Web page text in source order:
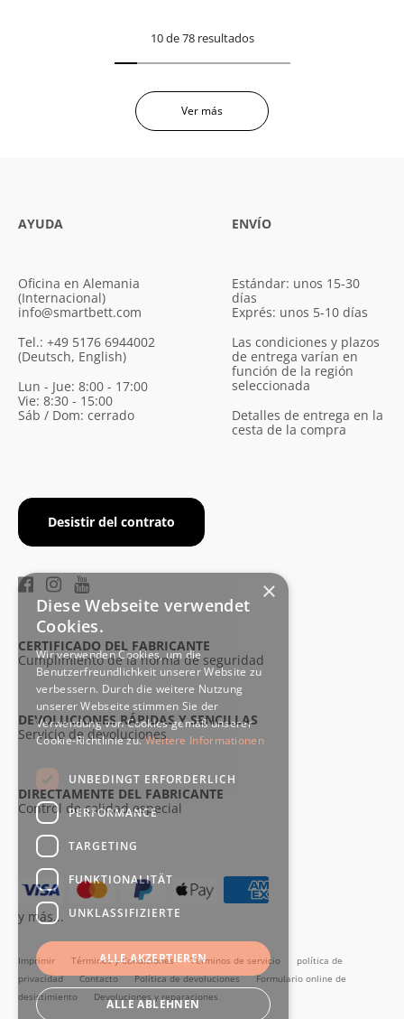
10 de 78 resultados
Ver más
AYUDA
Oficina en Alemania
(Internacional)
info@smartbett.com
Tel.: +49 5176 6944002
(Deutsch, English)
Lun - Jue: 8:00 - 17:00
Vie: 8:30 - 15:00
Sáb / Dom: cerrado
Desistir del contrato
ENVÍO
Estándar: unos 15-30
días
Exprés: unos 5-10 días
Las condiciones y plazos
de entrega varían en
función de la región
seleccionada
Detalles de entrega en la
cesta de la compra
CERTIFICADO DEL FABRICANTE
Cumplimiento de la norma de seguridad
DEVOLUCIONES RÁPIDAS Y SENCILLAS
Servicio de devoluciones
DIRECTAMENTE DEL FABRICANTE
Control de calidad especial
Imprimir Términos y Condiciones Términos de servicio
política de
privacidad
Contacto Política de devoluciones
Formulario online de
desistimiento
Devoluciones y reparaciones
y más...
×
Diese Webseite verwendet
Cookies.
Wir verwenden Cookies, um die
Benutzerfreundlichkeit unserer Website zu
verbessern. Durch die weitere Nutzung
unserer Webseite stimmen Sie der
Verwendung von Cookies gemäß unserer
Cookie-Richtlinie zu.Weitere Informationen
UNBEDINGT ERFORDERLICH
PERFORMANCE
TARGETING
FUNKTIONALITÄT
UNKLASSIFIZIERTE
ALLE AKZEPTIEREN
ALLE ABLEHNEN